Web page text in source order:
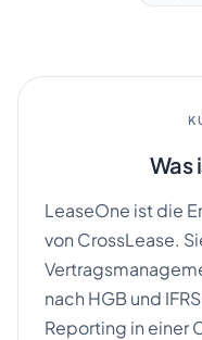
Was
LeaseOne ist die
von CrossLease.
nach HGB und
Reporting in einer